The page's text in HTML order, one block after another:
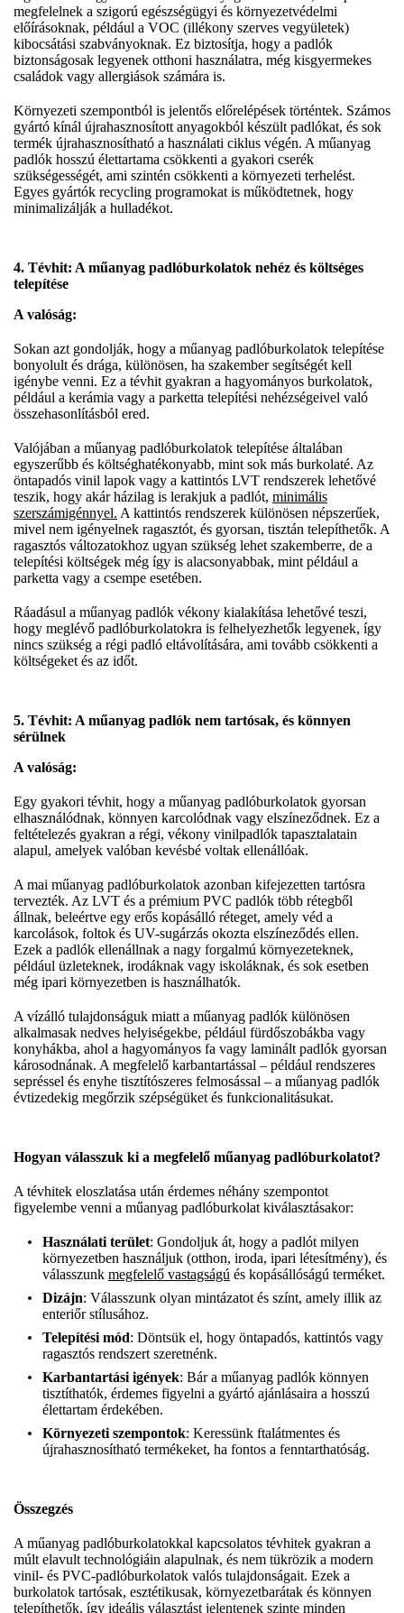
megfelelnek a szigorú egészségügyi és környezetvédelmi
előírásoknak, például a VOC (illékony szerves vegyületek)
kibocsátási szabványoknak. Ez biztosítja, hogy a padlók
biztonságosak legyenek otthoni használatra, még kisgyermekes
családok vagy allergiások számára is.
Környezeti szempontból is jelentős előrelépések történtek. Számos
gyártó kínál újrahasznosított anyagokból készült padlókat, és sok
termék újrahasznosítható a használati ciklus végén. A műanyag
padlók hosszú élettartama csökkenti a gyakori cserék
szükségességét, ami szintén csökkenti a környezeti terhelést.
Egyes gyártók recycling programokat is működtetnek, hogy
minimalizálják a hulladékot.
4. Tévhit: A műanyag padlóburkolatok nehéz és költséges
telepítése
A valóság:
Sokan azt gondolják, hogy a műanyag padlóburkolatok telepítése
bonyolult és drága, különösen, ha szakember segítségét kell
igénybe venni. Ez a tévhit gyakran a hagyományos burkolatok,
például a kerámia vagy a parketta telepítési nehézségeivel való
összehasonlításból ered.
Valójában a műanyag padlóburkolatok telepítése általában
egyszerűbb és költséghatékonyabb, mint sok más burkolaté. Az
öntapadós vinil lapok vagy a kattintós LVT rendszerek lehetővé
teszik, hogy akár házilag is lerakjuk a padlót, minimális
szerszámigénnyel. A kattintós rendszerek különösen népszerűek,
mivel nem igényelnek ragasztót, és gyorsan, tisztán telepíthetők. A
ragasztós változatokhoz ugyan szükség lehet szakemberre, de a
telepítési költségek még így is alacsonyabbak, mint például a
parketta vagy a csempe esetében.
Ráadásul a műanyag padlók vékony kialakítása lehetővé teszi,
hogy meglévő padlóburkolatokra is felhelyezhetők legyenek, így
nincs szükség a régi padló eltávolítására, ami tovább csökkenti a
költségeket és az időt.
5. Tévhit: A műanyag padlók nem tartósak, és könnyen
sérülnek
A valóság:
Egy gyakori tévhit, hogy a műanyag padlóburkolatok gyorsan
elhasználódnak, könnyen karcolódnak vagy elszíneződnek. Ez a
feltételezés gyakran a régi, vékony vinilpadlók tapasztalatain
alapul, amelyek valóban kevésbé voltak ellenállóak.
A mai műanyag padlóburkolatok azonban kifejezetten tartósra
tervezték. Az LVT és a prémium PVC padlók több rétegből
állnak, beleértve egy erős kopásálló réteget, amely véd a
karcolások, foltok és UV-sugárzás okozta elszíneződés ellen.
Ezek a padlók ellenállnak a nagy forgalmú környezeteknek,
például üzleteknek, irodáknak vagy iskoláknak, és sok esetben
még ipari környezetben is használhatók.
A vízálló tulajdonságuk miatt a műanyag padlók különösen
alkalmasak nedves helyiségekbe, például fürdőszobákba vagy
konyhákba, ahol a hagyományos fa vagy laminált padlók gyorsan
károsodnának. A megfelelő karbantartással – például rendszeres
sepréssel és enyhe tisztítószeres felmosással – a műanyag padlók
évtizedekig megőrzik szépségüket és funkcionalitásukat.
Hogyan válasszuk ki a megfelelő műanyag padlóburkolatot?
A tévhitek eloszlatása után érdemes néhány szempontot
figyelembe venni a műanyag padlóburkolat kiválasztásakor:
Használati terület: Gondoljuk át, hogy a padlót milyen
környezetben használjuk (otthon, iroda, ipari létesítmény), és
válasszunk megfelelő vastagságú és kopásállóságú terméket.
Dizájn: Válasszunk olyan mintázatot és színt, amely illik az
enteriőr stílusához.
Telepítési mód: Döntsük el, hogy öntapadós, kattintós vagy
ragasztós rendszert szeretnénk.
Karbantartási igények: Bár a műanyag padlók könnyen
tisztíthatók, érdemes figyelni a gyártó ajánlásaira a hosszú
élettartam érdekében.
Környezeti szempontok: Keressünk ftalátmentes és
újrahasznosítható termékeket, ha fontos a fenntarthatóság.
Összegzés
A műanyag padlóburkolatokkal kapcsolatos tévhitek gyakran a
múlt elavult technológiáin alapulnak, és nem tükrözik a modern
vinil- és PVC-padlóburkolatok valós tulajdonságait. Ezek a
burkolatok tartósak, esztétikusak, környezetbarátak és könnyen
telepíthetők, így ideális választást jelentenek szinte minden